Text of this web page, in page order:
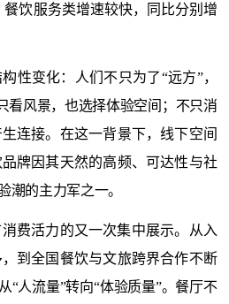
餐饮服务类增速较快，同比分别增
性变化：人们不只为了“远方”，
看风景，也选择体验空间；不只消
连接。在这一背景下，线下空间
牌因其天然的高频、可达性与社
潮的主力军之一。
费活力的又一次集中展示。从入
到全国餐饮与文旅跨界合作不断
“人流量”转向“体验质量”。餐厅不